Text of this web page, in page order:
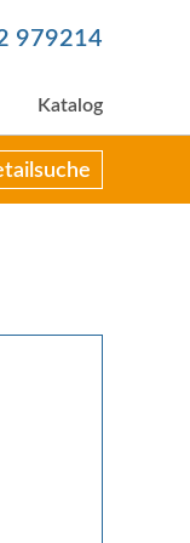
979214
Katalog